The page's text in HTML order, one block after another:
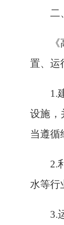
二
置、运
1.
设施，
当遵循
2.
水等行
3.